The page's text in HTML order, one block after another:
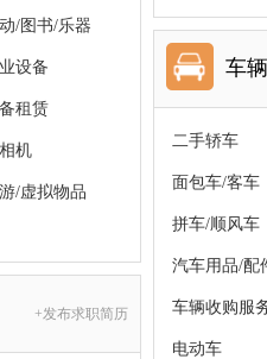
/图书/乐器
设备
租赁
机
/虚拟物品
+发布求职简历
车
二手轿车
面包车/客车
拼车/顺风车
汽车用品/配
车辆收购服
电动车